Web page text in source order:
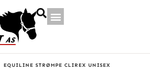
EQUILINE STRØMPE CLIREX UNISEX